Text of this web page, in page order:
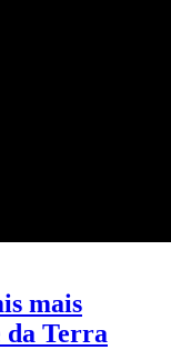
mais
da Terra